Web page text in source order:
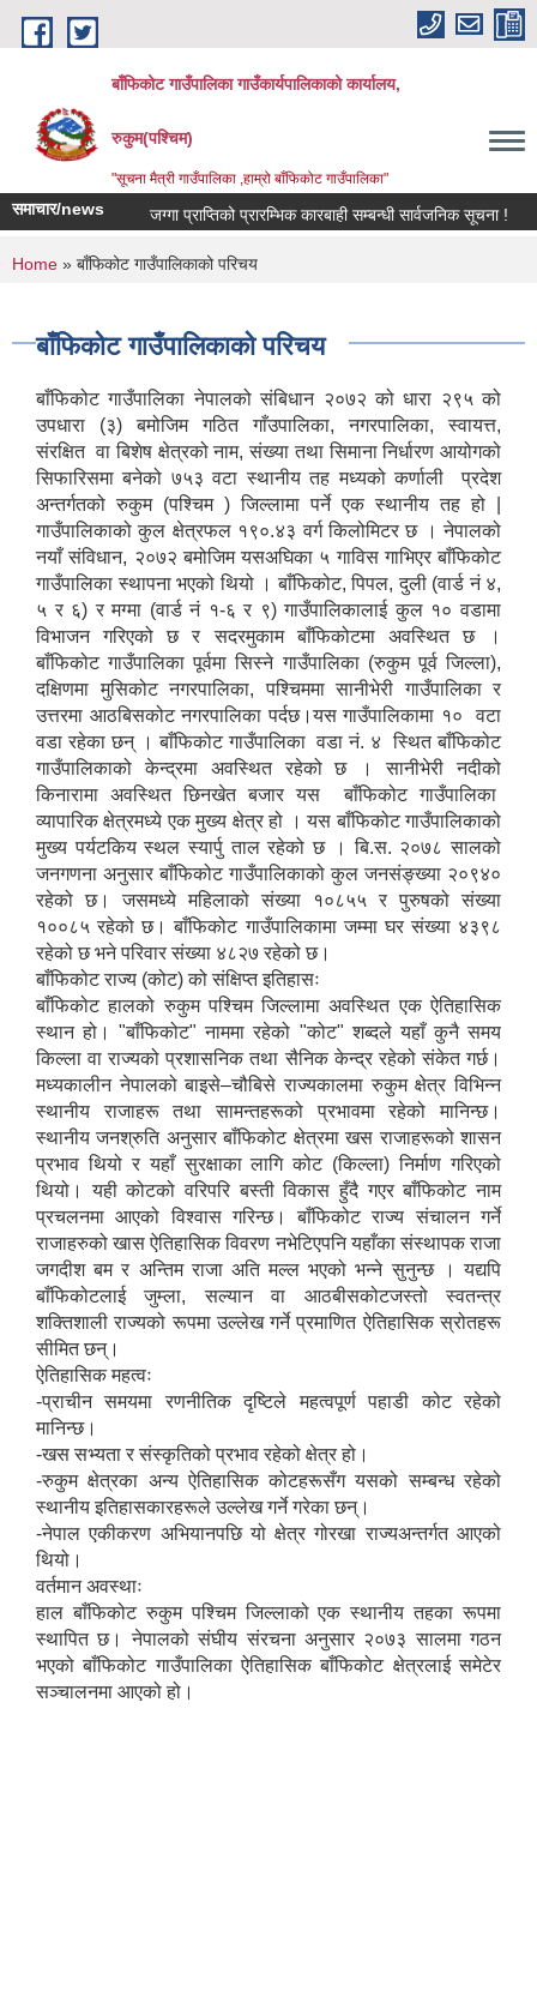
Skip to main content
बाँफिकोट गाउँपालिका गाउँकार्यपालिकाको कार्यालय,
रुकुम(पश्चिम)
"सूचना मैत्री गाउँपालिका ,हाम्रो बाँफिकोट गाउँपालिका"
समाचार/news जग्गा प्राप्तिको प्रारम्भिक कारबाही सम्बन्धी सार्वजनिक सूचना !
You are here
Home » बाँफिकोट गाउँपालिकाको परिचय
बाँफिकोट गाउँपालिकाको परिचय
बाँफिकोट गाउँपालिका नेपालको संबिधान २०७२ को धारा २९५ को
उपधारा (३) बमोजिम गठित गाँउपालिका, नगरपालिका, स्वायत्त,
संरक्षित वा बिशेष क्षेत्रको नाम, संख्या तथा सिमाना निर्धारण आयोगको
सिफारिसमा बनेको ७५३ वटा स्थानीय तह मध्यको कर्णाली प्रदेश
अन्तर्गतको रुकुम (पश्चिम ) जिल्लामा पर्ने एक स्थानीय तह हो |
गाउँपालिकाको कुल क्षेत्रफल १९०.४३ वर्ग किलोमिटर छ । नेपालको
नयाँ संविधान, २०७२ बमोजिम यसअघिका ५ गाविस गाभिएर बाँफिकोट
गाउँपालिका स्थापना भएको थियो । बाँफिकोट, पिपल, दुली (वार्ड नं ४,
५ र ६) र मग्मा (वार्ड नं १-६ र ९) गाउँपालिकालाई कुल १० वडामा
विभाजन गरिएको छ र सदरमुकाम बाँफिकोटमा अवस्थित छ ।
बाँफिकोट गाउँपालिका पूर्वमा सिस्ने गाउँपालिका (रुकुम पूर्व जिल्ला),
दक्षिणमा मुसिकोट नगरपालिका, पश्चिममा सानीभेरी गाउँपालिका र
उत्तरमा आठबिसकोट नगरपालिका पर्दछ।यस गाउँपालिकामा १० वटा
वडा रहेका छन् । बाँफिकोट गाउँपालिका वडा नं. ४ स्थित बाँफिकोट
गाउँपालिकाको केन्द्रमा अवस्थित रहेको छ । सानीभेरी नदीको
किनारामा अवस्थित छिनखेत बजार यस बाँफिकोट गाउँपालिका
व्यापारिक क्षेत्रमध्ये एक मुख्य क्षेत्र हो । यस बाँफिकोट गाउँपालिकाको
मुख्य पर्यटकिय स्थल स्यार्पु ताल रहेको छ । बि.स. २०७८ सालको
जनगणना अनुसार बाँफिकोट गाउँपालिकाको कुल जनसंङ्ख्या २०९४०
रहेको छ। जसमध्ये महिलाको संख्या १०८५५ र पुरुषको संख्या
१००८५ रहेको छ। बाँफिकोट गाउँपालिकामा जम्मा घर संख्या ४३९८
रहेको छ भने परिवार संख्या ४८२७ रहेको छ।
बाँफिकोट राज्य (कोट) को संक्षिप्त इतिहासः
बाँफिकोट हालको रुकुम पश्चिम जिल्लामा अवस्थित एक ऐतिहासिक
स्थान हो। "बाँफिकोट" नाममा रहेको "कोट" शब्दले यहाँ कुनै समय
किल्ला वा राज्यको प्रशासनिक तथा सैनिक केन्द्र रहेको संकेत गर्छ।
मध्यकालीन नेपालको बाइसे–चौबिसे राज्यकालमा रुकुम क्षेत्र विभिन्न
स्थानीय राजाहरू तथा सामन्तहरूको प्रभावमा रहेको मानिन्छ।
स्थानीय जनश्रुति अनुसार बाँफिकोट क्षेत्रमा खस राजाहरूको शासन
प्रभाव थियो र यहाँ सुरक्षाका लागि कोट (किल्ला) निर्माण गरिएको
थियो। यही कोटको वरिपरि बस्ती विकास हुँदै गएर बाँफिकोट नाम
प्रचलनमा आएको विश्वास गरिन्छ। बाँफिकोट राज्य संचालन गर्ने
राजाहरुको खास ऐतिहासिक विवरण नभेटिएपनि यहाँका संस्थापक राजा
जगदीश बम र अन्तिम राजा अति मल्ल भएको भन्ने सुनुन्छ । यद्यपि
बाँफिकोटलाई जुम्ला, सल्यान वा आठबीसकोटजस्तो स्वतन्त्र
शक्तिशाली राज्यको रूपमा उल्लेख गर्ने प्रमाणित ऐतिहासिक स्रोतहरू
सीमित छन्।
ऐतिहासिक महत्वः
-प्राचीन समयमा रणनीतिक दृष्टिले महत्वपूर्ण पहाडी कोट रहेको
मानिन्छ।
-खस सभ्यता र संस्कृतिको प्रभाव रहेको क्षेत्र हो।
-रुकुम क्षेत्रका अन्य ऐतिहासिक कोटहरूसँग यसको सम्बन्ध रहेको
स्थानीय इतिहासकारहरूले उल्लेख गर्ने गरेका छन्।
-नेपाल एकीकरण अभियानपछि यो क्षेत्र गोरखा राज्यअन्तर्गत आएको
थियो।
वर्तमान अवस्थाः
हाल बाँफिकोट रुकुम पश्चिम जिल्लाको एक स्थानीय तहका रूपमा
स्थापित छ। नेपालको संघीय संरचना अनुसार २०७३ सालमा गठन
भएको बाँफिकोट गाउँपालिका ऐतिहासिक बाँफिकोट क्षेत्रलाई समेटेर
सञ्चालनमा आएको हो।